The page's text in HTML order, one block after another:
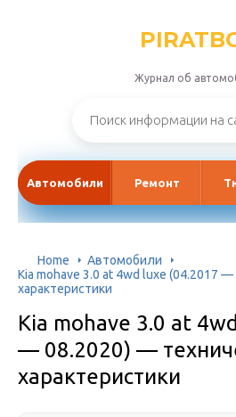
Журнал об
Автомобили Ремонт
Home
Автомобили
Kia mohave 3.0 at 4wd luxe (04.2017
характеристики
Kia mohave 3.0 at
— 08.2020) —
характеристики